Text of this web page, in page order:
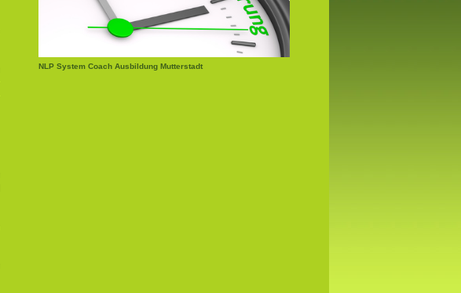
NLP System Coach Ausbildung Mutterstadt